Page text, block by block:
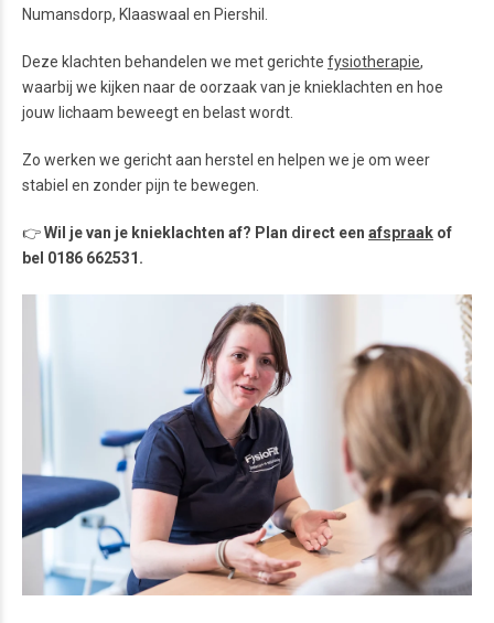
Numansdorp, Klaaswaal en Piershil.
Deze klachten behandelen we met gerichte fysiotherapie,
waarbij we kijken naar de oorzaak van je knieklachten en hoe
jouw lichaam beweegt en belast wordt.
Zo werken we gericht aan herstel en helpen we je om weer
stabiel en zonder pijn te bewegen.
👉Wil je van je knieklachten af? Plan direct een afspraak of
bel 0186 662531.